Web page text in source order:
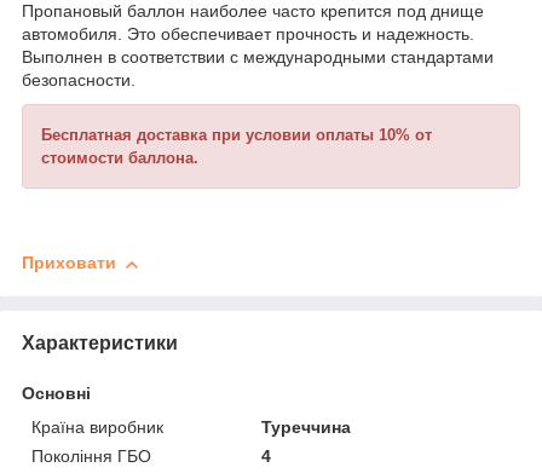
Пропановый баллон наиболее часто крепится под днище
автомобиля. Это обеспечивает прочность и надежность.
Выполнен в соответствии с международными стандартами
безопасности.
Бесплатная доставка при условии оплаты 10% от
стоимости баллона.
Приховати
Характеристики
Основні
Країна виробник
Туреччина
Покоління ГБО
4